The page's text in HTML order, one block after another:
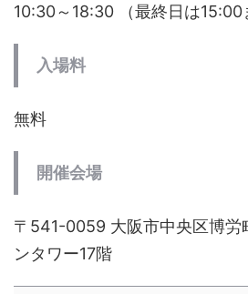
10:30～18:30 （最終日は15:00
入場料
無料
開催会場
〒541-0059 大阪市中央区博労
ンタワー17階